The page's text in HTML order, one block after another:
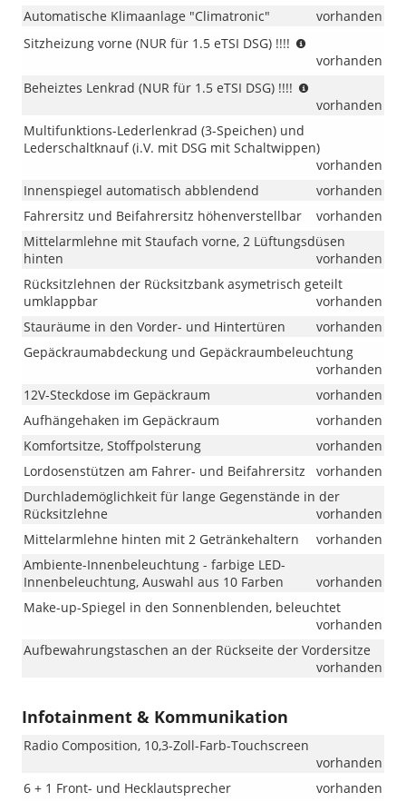
Automatische Klimaanlage "Climatronic"
vorhanden
Sitzheizung vorne (NUR für 1.5 eTSI DSG) !!!!
für
DSG)
vorhanden
Beheiztes Lenkrad (NUR für 1.5 eTSI DSG) !!!!
für
DSG)
!!!!
vorhanden
Multifunktions-Lederlenkrad (3-Speichen) und
Lederschaltknauf (i.V. mit DSG mit Schaltwippen)
vorhanden
Innenspiegel automatisch abblendend
vorhanden
Fahrersitz und Beifahrersitz höhenverstellbar
vorhanden
Mittelarmlehne mit Staufach vorne, 2 Lüftungsdüsen
hinten
vorhanden
Rücksitzlehnen der Rücksitzbank asymetrisch geteilt
umklappbar
vorhanden
Stauräume in den Vorder- und Hintertüren
vorhanden
Gepäckraumabdeckung und Gepäckraumbeleuchtung
vorhanden
12V-Steckdose im Gepäckraum
vorhanden
Aufhängehaken im Gepäckraum
vorhanden
Komfortsitze, Stoffpolsterung
vorhanden
Lordosenstützen am Fahrer- und Beifahrersitz
vorhanden
Durchlademöglichkeit für lange Gegenstände in der
Rücksitzlehne
vorhanden
Mittelarmlehne hinten mit 2 Getränkehaltern
vorhanden
Ambiente-Innenbeleuchtung - farbige LED-
Innenbeleuchtung, Auswahl aus 10 Farben
vorhanden
Make-up-Spiegel in den Sonnenblenden, beleuchtet
vorhanden
Aufbewahrungstaschen an der Rückseite der Vordersitze
vorhanden
Infotainment & Kommunikation
Radio Composition, 10,3-Zoll-Farb-Touchscreen
vorhanden
6 + 1 Front- und Hecklautsprecher
vorhanden